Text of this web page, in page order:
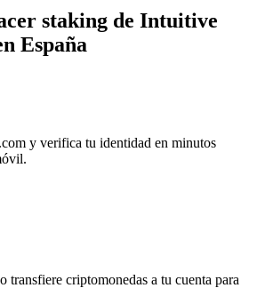
staking de Intuitive
España
y verifica tu identidad en minutos
transfiere criptomonedas a tu cuenta para